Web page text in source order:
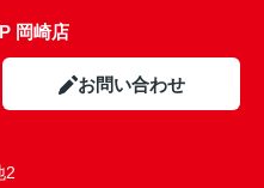
岡崎店
お問い合わせ
2